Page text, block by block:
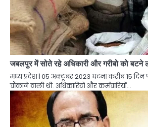
जबलपुर में सोते रहे अधिकारी और गरीबो को बटने
मध्य प्रदेश | 05 अक्टूबर 2023 घटना करीब 15
चौंकाने वाली थी. अधिकारियों और कर्मचारियों…